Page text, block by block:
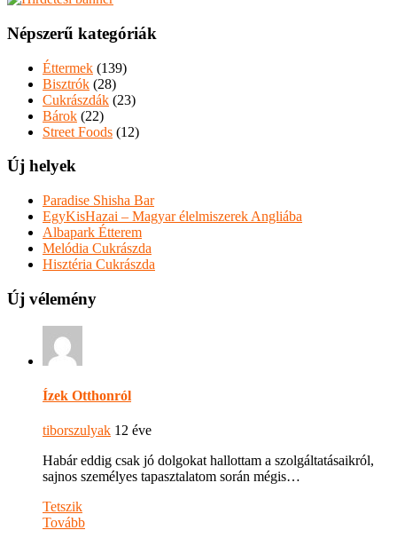
Népszerű kategóriák
Éttermek (139)
Bisztrók (28)
Cukrászdák (23)
Bárok (22)
Street Foods (12)
Új helyek
Paradise Shisha Bar
EgyKisHazai – Magyar élelmiszerek Angliába
Albapark Étterem
Melódia Cukrászda
Hisztéria Cukrászda
Új vélemény
Ízek Otthonról
tiborszulyak 12 éve
Habár eddig csak jó dolgokat hallottam a szolgáltatásaikról,
sajnos személyes tapasztalatom során mégis…
Tetszik
Tovább